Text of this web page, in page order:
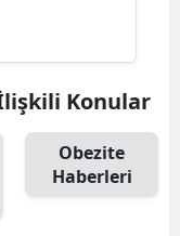
Konular
Obezite
Haberleri